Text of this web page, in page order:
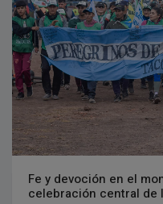
Fe y devoción en el
celebración central de